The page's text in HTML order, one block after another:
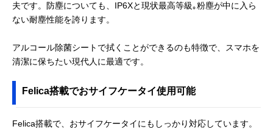
夫です。防塵についても、IP6Xと現状最高等級｡粉塵が中に入ら
ない耐塵性能を誇ります。
アルコール除菌シートで拭くことができるのも特徴で、スマホを
清潔に保ちたい現代人に最適です。
Felica搭載でおサイフケータイ使用可能
Felica搭載で、おサイフケータイにもしっかり対応しています。